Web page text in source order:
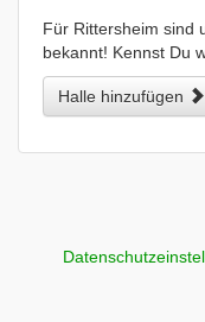
Für Rittersheim sind
bekannt! Kennst Du
Halle hinzufügen